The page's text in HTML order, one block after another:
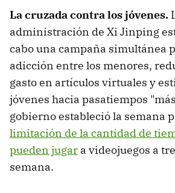
La cruzada contra los jóvenes.
administración de Xi Jinping
cabo una campaña simultánea
adicción entre los menores,
gasto en artículos virtuales y
jóvenes hacia pasatiempos
gobierno estableció la semana
limitación de la cantidad de
pueden jugar a videojuegos a
semana.